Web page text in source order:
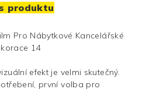
produktu
efekt je velmi skutečný.
první volba pro